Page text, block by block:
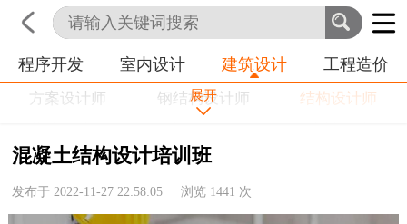
首页 科技 生活 职业
程序开发 室内设计 建筑设计 工程造价
CAD BIM
给排水设计师
暖通设计师
电气设计师
施工图设计师
方案设计师
钢结构设计师
结构设计师
装配式工程师
景观设计
道路设计
污水处理设计
展开
混凝土结构设计培训班
发布于 2022-11-27 22:58:05 浏览 1441 次